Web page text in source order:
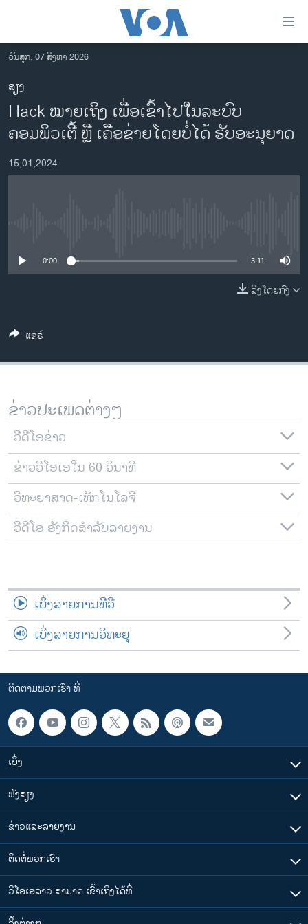
ເຂົ້າ
ຫາ
ຂ້າມ
ຂ້າມ
ຂ້າມ
ໄປ
ຫາ
ຊອກ
ລາວ
ອາເມຣິກາ
ການເລືອກຕັ້ງ ປະທານາທີບໍດີ ສະຫະລັດ 2024
ຂ່າວ​ຈີນ
ຊີວິດຊາວລາວ
ທຸລະກິດ
ພາສາອັງກິດ
ສຽງ
ລາຍການກະຈາຍສຽງ
ລາຍງານ
ຕິດຕາມພວກເຮົາ ທີ່
ພາສາຕ່າງໆ
ວັນສຸກ, 07 ສິງຫາ 2026
ສຽງ
Hack ໝາຍເຖິງ ເພື່ອເຂົ້າໄປໃນລະບົບ
ຄອມພິວເຕີ້ ຫຼື ເຄືຶອຂ່າຍໂດຍບໍ່ໄດ້ ຮັບອະນຸຍາດ
15,01,2024
0:00 3:11
ລິງໂດຍກົງ
ແຊຣ໌
ຂ່າວປະເພດຕ່າງໆ
ວີດີໂອຂ່າວ
ຂ່າວວີໂອເອໃນ 60 ວິນາທີ
ວິທະຍາສາດ-ເທັກໂນໂລຈີ
ວີດີໂອ ອັງກິດສຳລັບລາຍງານ
ເບິ່ງລາຍການທີວີ
ເບິ່ງລາຍການວິທະຍຸ
ຕິດຕາມພວກເຮົາ ທີ່
ເບິ່ງ
ຟັງສຽງ
ຂ່າວແລະລາຍງານ
ຕິດຕໍ່ພວກເຮົາ
ວີໂອເອລາວ ສາມາດ ເຂົ້າເຖິງໄດ້ທີ່